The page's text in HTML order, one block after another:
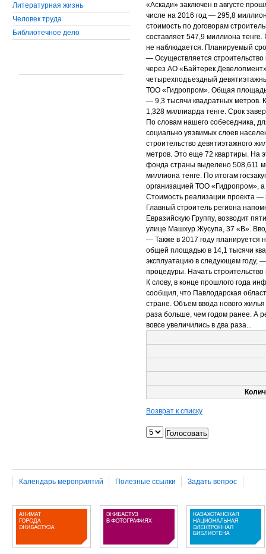
Литературная жизнь
Человек труда
Библиотечное дело
«Аскади» заключен в августе
числе на 2016 год — 295,8
стоимость по договорам
составляет 547,9 миллиона
не наблюдается. Планируемый
— Осуществляется строительство
через АО «Байтерек
четырехподъездный
ТОО «Гидропром». Общая
— 9,3 тысячи квадратных метров.
1,328 миллиарда тенге. Срок
По словам нашего собеседника,
социально уязвимых слоев
строительство девятиэтажного
метров. Это еще 72 квартиры. На
фонда страны выделено 508,611
миллиона тенге. По итогам
организацией ТОО «Гидропром», а
Стоимость реализации проекта —
Главный строитель региона
Евразийскую Группу, возводит
улице Машхур Жусупа, 37 «В».
— Также в 2017 году планируется
общей площадью в 14,1 тысячи
эксплуатацию в следующем году,
процедуры. Начать
К слову, в конце прошлого года
сообщил, что Павлодарская
стране. Объем ввода нового
раза больше, чем годом ранее. А
вовсе увеличились в два раза...
Возврат к списку
Календарь мероприятий Полезные ссылки Задать вопрос